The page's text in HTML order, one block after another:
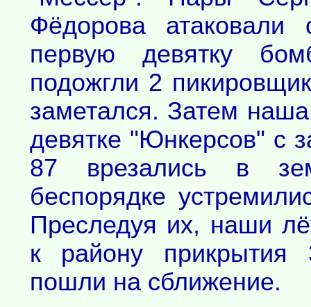
Фёдорова
первую девятку
подожгли 2
заметался. Затем
девятке "Юнкерсов" с
87 врезались в
беспорядке
Преследуя их, наши
к району
пошли на сближение.